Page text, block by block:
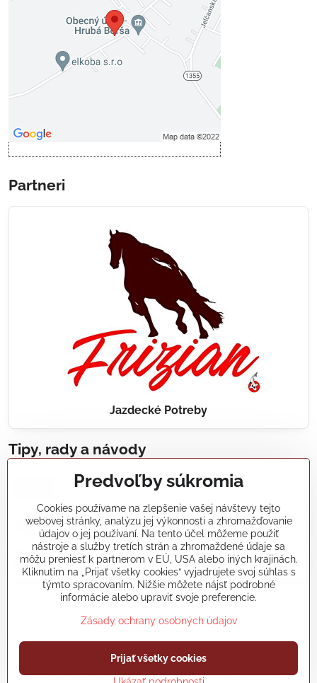
Prajete si načítať externý obsah?
Povoliť tentokrát
Povoliť a zapamätať - súhlas s
Partneri
Jazdecké Potreby
Tipy, rady a návody
Realizácie záhradných jazierok, bazénov, fontán,
Články a blogy
Rady a návody
koikapre/?ref=hl
©2026Copyright
Predvoľby súkromiaZásady ochrany osobných údajov
Predvoľby súkromia
Cookies používame na zlepšenie vašej návštevy tejto
webovej stránky, analýzu jej výkonnosti a zhromažďovanie
údajov o jej používaní. Na tento účel môžeme použiť
nástroje a služby tretích strán a zhromaždené údaje sa
môžu preniesť k partnerom v EÚ, USA alebo iných krajinách.
Kliknutím na „Prijať všetky cookies“ vyjadrujete svoj súhlas s
týmto spracovaním. Nižšie môžete nájsť podrobné
informácie alebo upraviť svoje preferencie.
Zásady ochrany osobných údajov
Prijať všetky cookies